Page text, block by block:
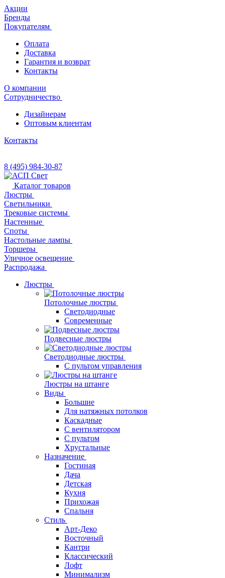
Акции
Бренды
Покупателям
Оплата
Доставка
Гарантия и возврат
Контакты
О компании
Сотрудничество
Дизайнерам
Оптовым клиентам
Контакты
8 (495) 984-30-87
Каталог товаров
Люстры
Светильники
Трековые системы
Настенные
Споты
Настольные лампы
Торшеры
Уличное освещение
Распродажа
Люстры
Потолочные люстры
Светодиодные
Современные
Подвесные люстры
Светодиодные люстры
С пультом управления
Люстры на штанге
Виды
Большие
Для натяжных потолков
Каскадные
С вентилятором
С пультом
Хрустальные
Назначение
Гостиная
Дача
Детская
Кухня
Прихожая
Спальня
Стиль
Арт-Деко
Восточный
Кантри
Классический
Лофт
Минимализм